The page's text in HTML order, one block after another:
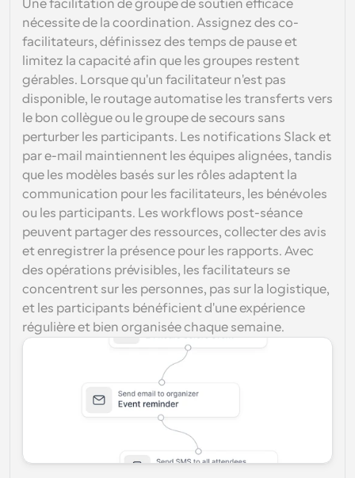
Une facilitation de groupe de soutien efficace
nécessite de la coordination. Assignez des co-
facilitateurs, définissez des temps de pause et
limitez la capacité afin que les groupes restent
gérables. Lorsque qu'un facilitateur n'est pas
disponible, le routage automatise les transferts vers
le bon collègue ou le groupe de secours sans
perturber les participants. Les notifications Slack et
par e-mail maintiennent les équipes alignées, tandis
que les modèles basés sur les rôles adaptent la
communication pour les facilitateurs, les bénévoles
ou les participants. Les workflows post-séance
peuvent partager des ressources, collecter des avis
et enregistrer la présence pour les rapports. Avec
des opérations prévisibles, les facilitateurs se
concentrent sur les personnes, pas sur la logistique,
et les participants bénéficient d'une expérience
régulière et bien organisée chaque semaine.